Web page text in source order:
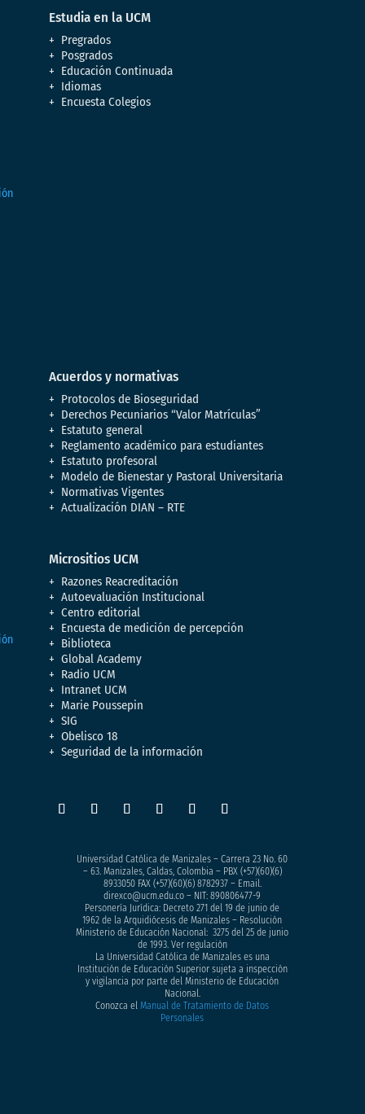
Estudia en la UCM
Pregrados
Posgrados
Educación Continuada
Idiomas
Encuesta Colegios
Acuerdos y normativas
Protocolos de Bioseguridad
Derechos Pecuniarios “Valor Matrículas”
Estatuto general
Reglamento académico para estudiantes
Estatuto profesoral
Modelo de Bienestar y Pastoral Universitaria
Normativas Vigentes
Actualización DIAN – RTE
Micrositios UCM
Razones Reacreditación
Autoevaluación Institucional
Centro editorial
Encuesta de medición de percepción
Biblioteca
Global Academy
Radio UCM
Intranet UCM
Marie Poussepin
SIG
Obelisco 18
Seguridad de la información
Universidad Católica de Manizales – Carrera 23 No. 60
– 63. Manizales, Caldas, Colombia – PBX (+57)(60)(6)
8933050FAX (+57)(60)(6) 8782937 – Email.
direxco@ucm.edu.co – NIT: 890806477-9
Personería Jurídica: Decreto 271 del 19 de junio de
1962 de la Arquidiócesis de Manizales – Resolución
Ministerio de Educación Nacional: 3275 del 25 de junio
de 1993. Ver regulación
La Universidad Católica de Manizales es una
Institución de Educación Superior sujeta a inspección
y vigilancia por parte del Ministerio de Educación
Nacional.
Conozca elManual de Tratamiento de Datos
Personales